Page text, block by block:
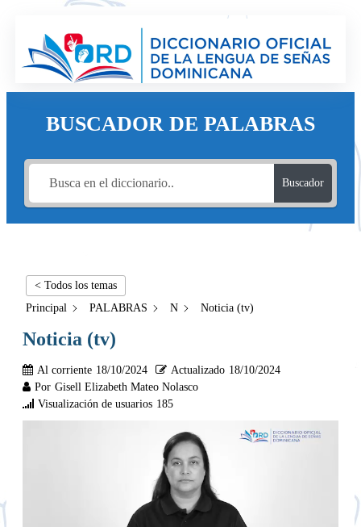
BUSCADOR DE PALABRAS
Buscador
< Todos los temas
Principal
PALABRAS N Noticia (tv)
Noticia (tv)
Al corriente 18/10/2024 Actualizado 18/10/2024
Por Gisell Elizabeth Mateo Nolasco
Visualización de usuarios 185